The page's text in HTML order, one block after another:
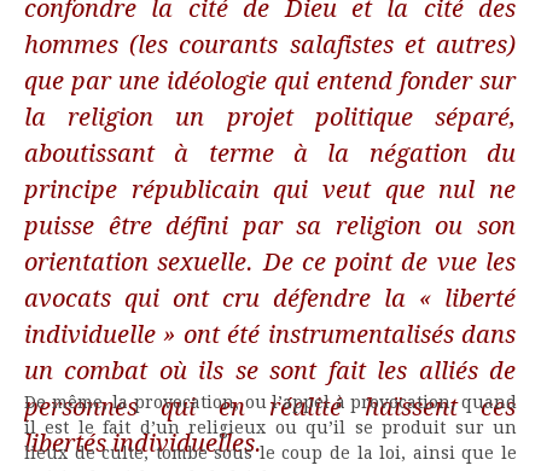
confondre la cité de Dieu et la cité des
hommes (les courants salafistes et autres)
que par une idéologie qui entend fonder sur
la religion un projet politique séparé,
aboutissant à terme à la négation du
principe républicain qui veut que nul ne
puisse être défini par sa religion ou son
orientation sexuelle. De ce point de vue les
avocats qui ont cru défendre la « liberté
individuelle » ont été instrumentalisés dans
un combat où ils se sont fait les alliés de
personnes qui en réalité haïssent ces
libertés individuelles.
De même, la provocation, ou l’appel à provocation, quand
il est le fait d’un religieux ou qu’il se produit sur un
lieux de culte, tombe sous le coup de la loi, ainsi que le